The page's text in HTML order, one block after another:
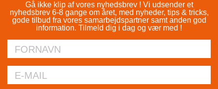
Gå ikke klip af vores nyhedsbrev ! Vi udsender et
nyhedsbrev 6-8 gange om året, med nyheder, tips & tricks,
gode tilbud fra vores samarbejdspartner samt anden god
information. Tilmeld dig i dag og vær med !